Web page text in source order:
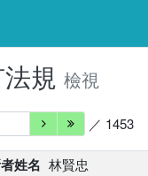
規 檢視
／ 1453
姓名 林賢忠